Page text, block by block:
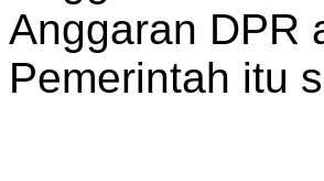
Anggaran DPR
Pemerintah itu